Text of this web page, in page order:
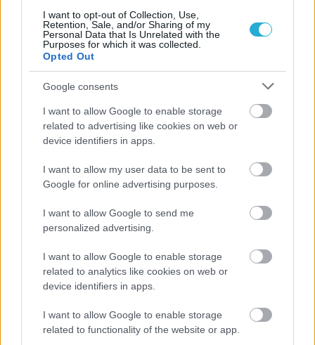
I want to opt-out of Collection, Use,
Retention, Sale, and/or Sharing of my
Personal Data that Is Unrelated with the
Purposes for which it was collected.
Opted Out
Google consents
I want to allow Google to enable storage
related to advertising like cookies on web or
device identifiers in apps.
I want to allow my user data to be sent to
Google for online advertising purposes.
I want to allow Google to send me
personalized advertising.
I want to allow Google to enable storage
related to analytics like cookies on web or
device identifiers in apps.
I want to allow Google to enable storage
related to functionality of the website or app.
ΡΟΗ ΕΙΔΗΣΕΩΝ
08/08/2026
Δείπνο της ΕΟΠΕ προς τιμήν του Ισίδωρου Κούβελου
«Αντίο» με ήττα για τις διεθνείς μας στο τουρνουά του
Ουρμπίνο
06/08/2026
Το πάλεψε μέχρι τέλους η Εθνική γυναικών κόντρα